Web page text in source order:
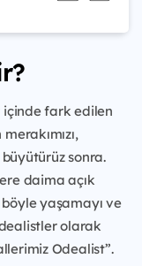
içinde fark edilen
sonra.
daima açık
yaşamayı ve
olarak
Odealist”.